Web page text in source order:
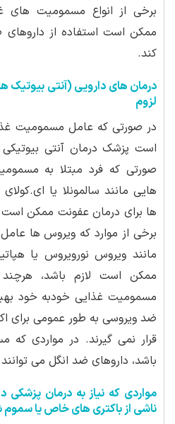
برخی از انواع مسمومیت های
ممکن است استفاده از
کند.
درمان های دارویی (آنتی
لزوم
در صورتی که عامل مسمومیت
است پزشک درمان آنتی بیوتیکی
صورتی که فرد مبتلا به
هایی مانند سالمونلا یا
ها برای درمان عفونت ممکن
برخی از موارد که ویروس ها
ممکن است لازم باشد،
مسمومیت غذایی خودبه خود
ضد ویروسی به طور عمومی برای
قرار نمی گیرند. در مواردی که
باشد، داروهای ضد انگل می
مواردی که نیاز به درمان
ناشی از باکتری های خاص یا